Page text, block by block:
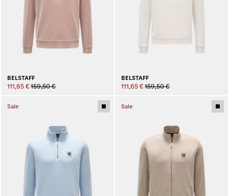
BELSTAFF
111,65 € 159,50 €
BELSTAFF
111,65 € 159,50 €
Sale Sale